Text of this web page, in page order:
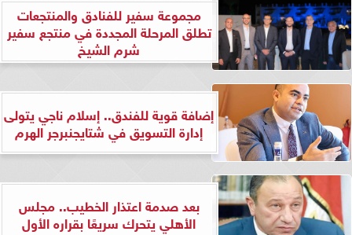
مجموعة سفير للفنادق والمنتجعات
تطلق المرحلة المجددة في منتجع سفير
شرم الشيخ
إضافة قوية للفندق.. إسلام ناجي يتولى
إدارة التسويق في شتايجنبرجر الهرم
بعد صدمة اعتذار الخطيب.. مجلس
الأهلي يتحرك سريعًا بقراره الأول